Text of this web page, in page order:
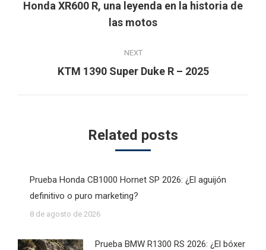
Previous
post:
Honda XR600 R, una leyenda en la historia de
las motos
NEXT
Next
KTM 1390 Super Duke R – 2025
Related posts
Prueba Honda CB1000 Hornet SP 2026: ¿El aguijón
definitivo o puro marketing?
8 de agosto de 2026
Prueba BMW R1300 RS 2026: ¿El bóxer